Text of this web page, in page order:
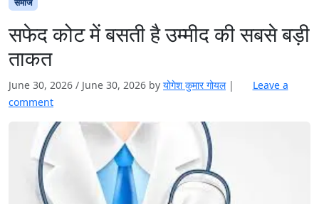
समाज
सफेद कोट में बसती है उम्मीद की सबसे बड़ी
ताकत
June 30, 2026 / June 30, 2026 by योगेश कुमार गोयल |
Leave a
comment